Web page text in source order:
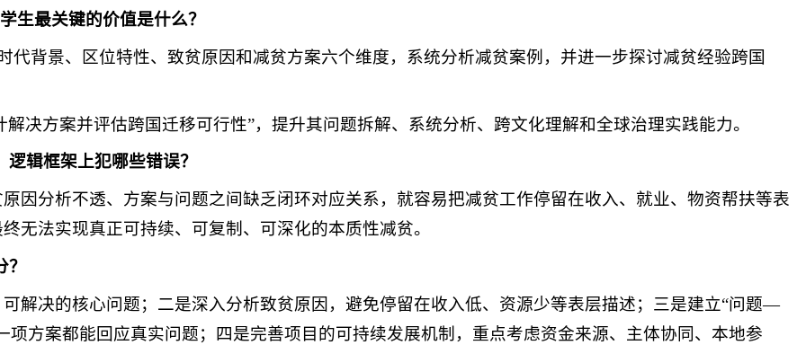
生最关键的价值是什么？
代背景、区位特性、致贫原因和减贫方案六个维度，系统分析减贫案例，并进一步探讨减贫经验跨国
决方案并评估跨国迁移可行性”，提升其问题拆解、系统分析、跨文化理解和全球治理实践能力。
辑框架上犯哪些错误？
因分析不透、方案与问题之间缺乏闭环对应关系，就容易把减贫工作停留在收入、就业、物资帮扶等表
无法实现真正可持续、可复制、可深化的本质性减贫。
解决的核心问题；二是深入分析致贫原因，避免停留在收入低、资源少等表层描述；三是建立“问题—
方案都能回应真实问题；四是完善项目的可持续发展机制，重点考虑资金来源、主体协同、本地参